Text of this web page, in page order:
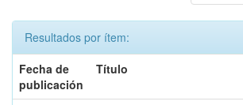
Resultados por ítem:
Fecha de
publicación
Título